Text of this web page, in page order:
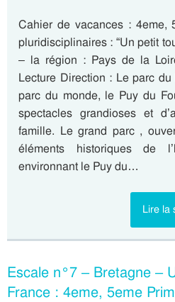
Cahier de vacances : 4eme,
pluridisciplinaires : “Un petit
– la région : Pays de la
Lecture Direction : Le parc
parc du monde, le Puy du
spectacles grandioses et
famille. Le grand parc ,
éléments historiques de
environnant le Puy du…
Lire la
Escale n°7 – Bretagne –
France : 4eme, 5eme